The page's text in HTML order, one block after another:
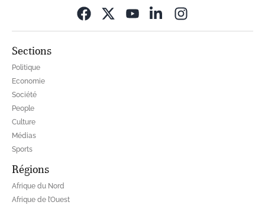
Sections
Politique
Economie
Société
People
Culture
Médias
Sports
Régions
Afrique du Nord
Afrique de l’Ouest